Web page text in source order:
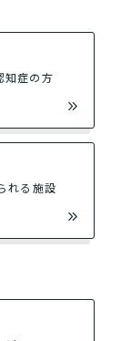
知症の方
れる施設